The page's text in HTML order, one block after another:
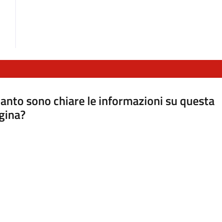
sono chiare le informazioni su questa